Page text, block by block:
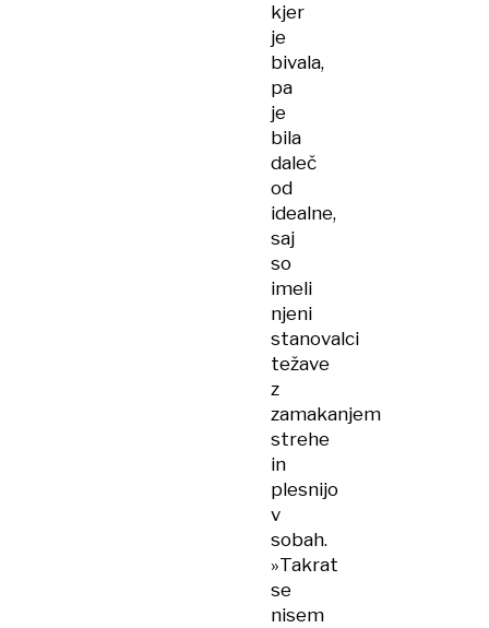
kjer
je
bivala,
pa
je
bila
daleč
od
idealne,
saj
so
imeli
njeni
stanovalci
težave
z
zamakanjem
strehe
in
plesnijo
v
sobah.
»Takrat
se
nisem